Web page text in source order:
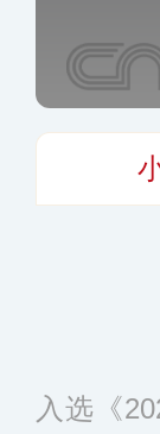
入选《